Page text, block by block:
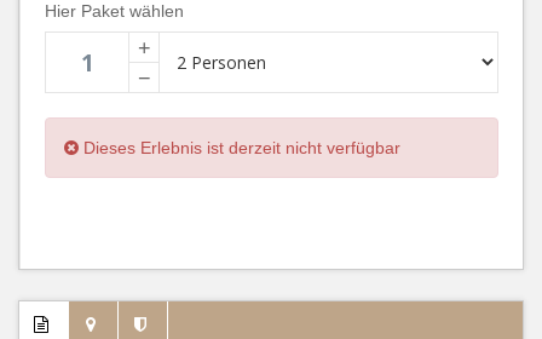
Hier Paket wählen
+
−
Dieses Erlebnis ist derzeit nicht verfügbar